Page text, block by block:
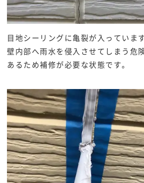
目地シーリングに亀裂が入っていま
壁内部へ雨水を侵入させてしまう危
あるため補修が必要な状態です。